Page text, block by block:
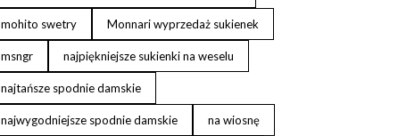
mohito swetry Monnari wyprzedaż sukienek
msngr najpiękniejsze sukienki na weselu
najtańsze spodnie damskie
najwygodniejsze spodnie damskie na wiosnę